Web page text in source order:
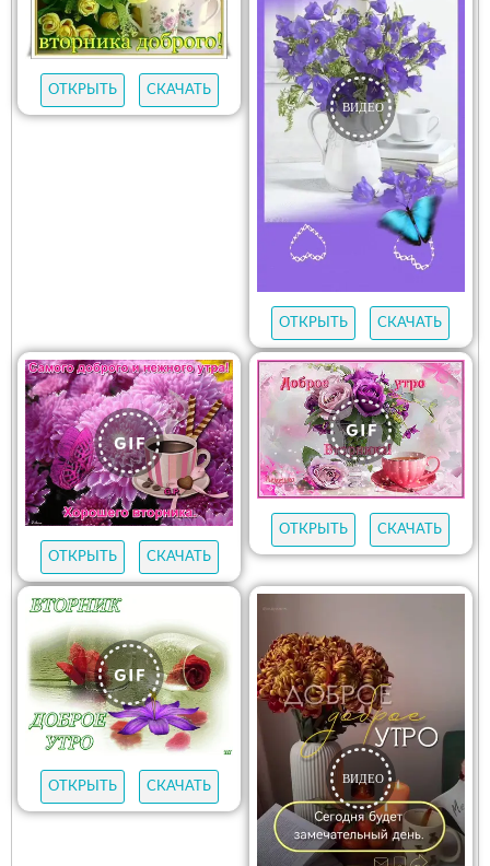
ОТКРЫТЬ СКАЧАТЬ
ОТКРЫТЬ СКАЧАТЬ
ОТКРЫТЬ СКАЧАТЬ
ОТКРЫТЬ СКАЧАТЬ
ОТКРЫТЬ СКАЧАТЬ